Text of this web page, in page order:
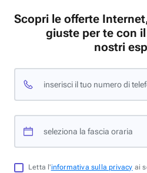
Scopri le offerte
giuste per te con
nostri
inserisci il tuo numero di
seleziona la fascia oraria
Letta l'informativa sulla privacy ai